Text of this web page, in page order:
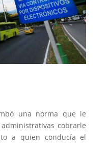
una norma que le
cobrarle
a quien conducía el